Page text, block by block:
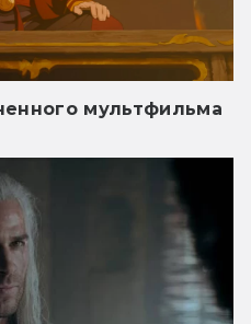
мультфильма